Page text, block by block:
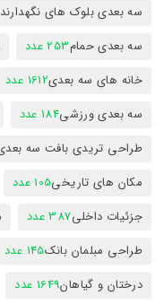
سه بعدی بلوک های
سه بعدی حمام253 عدد
خانه های سه بعدی1612 عدد
سه بعدی ورزشی184 عدد
طراحی تریدی بافت سه
مکان های تاریخی105 عدد
جزئیات داخلی387 عدد
طراحی مبلمان بانک145 عدد
درختان و گیاهان1649 عدد